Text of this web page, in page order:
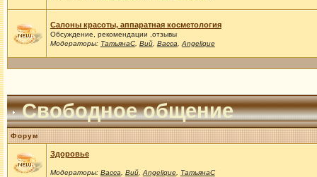
Салоны красоты, аппаратная косметология
Обсуждение, рекомендации ,отзывы
Модераторы: ТатьянаС, Вий, Васса Angelique
Свободное общение
Форум
Здоровье
Модераторы: Васса Вий, Angelique, ТатьянаС